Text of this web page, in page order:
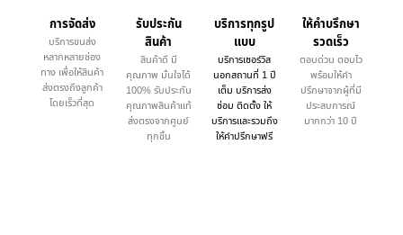
การจัดส่ง
บริการขนส่ง
หลากหลายช่อง
ทาง เพื่อให้สินค้า
ส่งตรงถึงลูกค้า
โดยเร็วที่สุด
รับประกัน
สินค้า
สินค้าดี มี
คุณภาพ มั่นใจได้
100% รับประกัน
คุณภาพสินค้าแท้
ส่งตรงจากศูนย์
ทุกชิ้น
บริการทุกรูป
แบบ
บริการเซอร์วิส
นอกสถานที่ 1 ปี
เต็ม บริการส่ง
ซ่อม ติดตั้ง ให้
บริการและรวมถึง
ให้คำปรึกษาฟรี
ให้คำบรึกษา
รวดเร็ว
ตอบด่วน ตอบไว
พร้อมให้คำ
ปรึกษาจากผู้ที่มี
ประสบการณ์
มากกว่า 10 ปี